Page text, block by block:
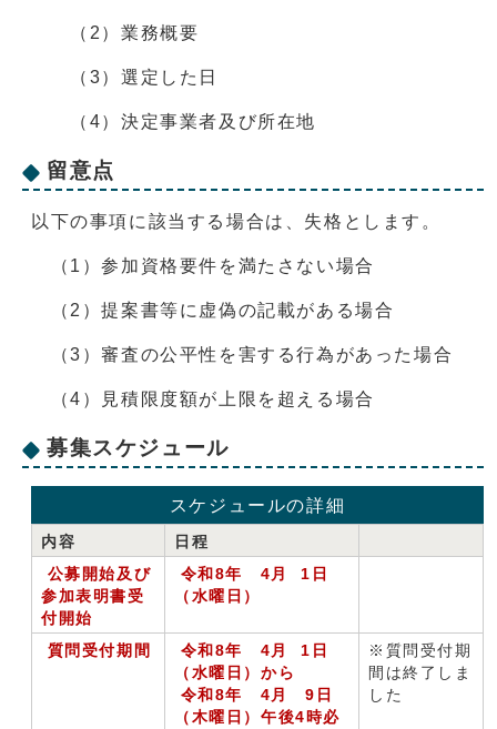
（2）業務概要
（3）選定した日
（4）決定事業者及び所在地
留意点
以下の事項に該当する場合は、失格とします。
（1）参加資格要件を満たさない場合
（2）提案書等に虚偽の記載がある場合
（3）審査の公平性を害する行為があった場合
（4）見積限度額が上限を超える場合
募集スケジュール
スケジュールの詳細
内容
日程
公募開始及び
参加表明書受
付開始
令和8年 4月
1日
（水曜日）
質問受付期間
令和8年 4月 1日
（水曜日）から
令和8年 4月 9日
（木曜日）午後4時必
※質問受付期
間は終了しま
した